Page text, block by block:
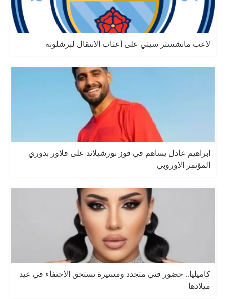
لاعب مانشستر سيتي على أعتاب الانتقال لبرشلونة
ابراهيم عادل يساهم في فوز نورشيلاند على فلاور بدوري
المؤتمر الاوروبي
كاميليا.. حضور فني متجدد ومسيرة تستحق الاحتفاء في عيد
ميلادها